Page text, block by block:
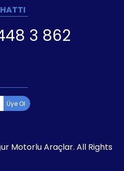
3 862
Üye Ol
Motorlu Araçlar. All Rights